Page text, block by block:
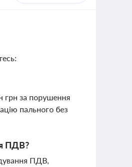
грн за порушення
пального без
ПДВ?
ПДВ,